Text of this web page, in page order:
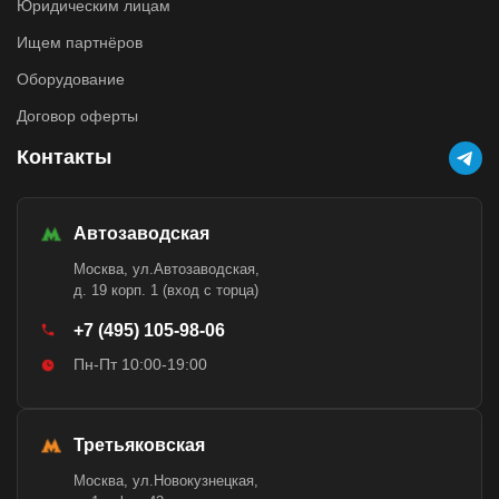
Юридическим лицам
Ищем партнёров
Оборудование
Договор оферты
Контакты
Автозаводская
Москва, ул.Автозаводская,
д. 19 корп. 1 (вход с торца)
+7 (495) 105-98-06
Пн-Пт 10:00-19:00
Третьяковская
Москва, ул.Новокузнецкая,